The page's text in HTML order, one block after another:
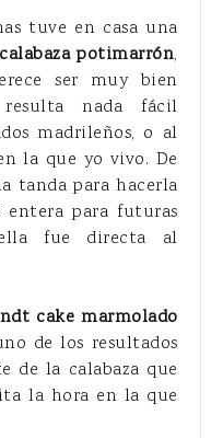
tuve en casa una
calabaza potimarrón,
ser muy bien
nada fácil
madrileños, o al
la que yo vivo. De
tanda para hacerla
para futuras
fue directa al
cake marmolado
de los resultados
de la calabaza que
la hora en la que